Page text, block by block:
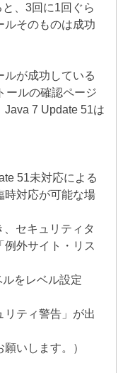
、3回に1回ぐら
ルそのものは成功
ルが成功している
ールの確認ページ
Java 7 Update 51は
51未対応による
時対応が可能な場
セキュリティタ
外サイト・リス
をレベル設定
リティ警告」が出
いします。）